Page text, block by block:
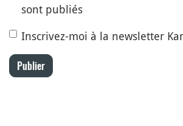
sont publiés
Inscrivez-moi à la newsletter
Publier